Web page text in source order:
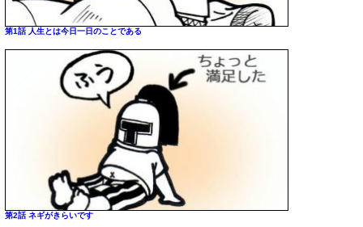
第1話 人生とは今日一日のことである
第2話 ネギがきらいです